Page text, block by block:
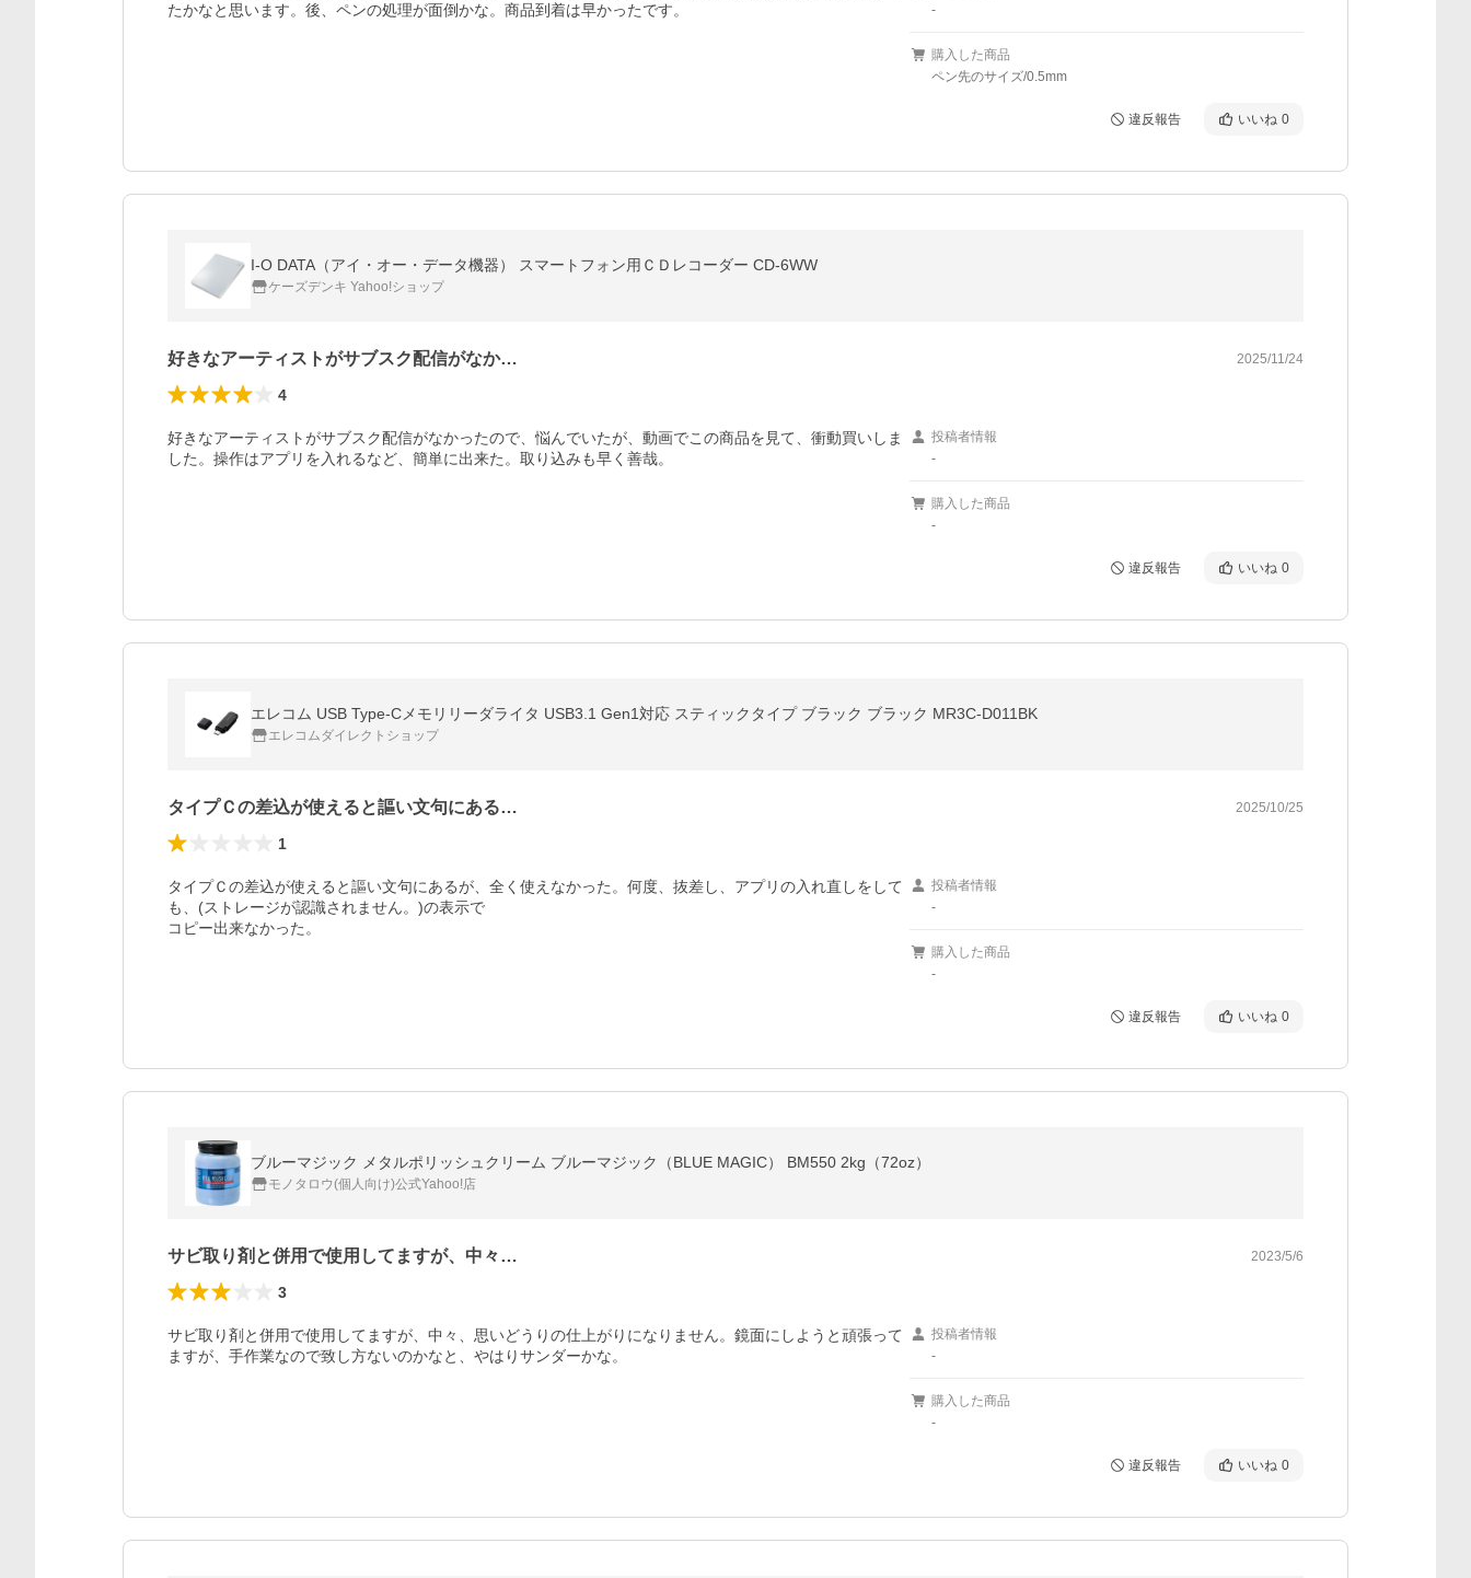
たかなと思います。後、ペンの処理が面倒かな。商品到着は早かったです。
-
購入した商品
ペン先のサイズ/0.5mm
違反報告 いいね 0
I-O DATA（アイ・オー・データ機器） スマートフォン用ＣＤレコーダー CD-6WW
ケーズデンキ Yahoo!ショップ
好きなアーティストがサブスク配信がなか… 2025/11/24
4
好きなアーティストがサブスク配信がなかったので、悩んでいたが、動画でこの商品を見て、衝動買いしま
した。操作はアプリを入れるなど、簡単に出来た。取り込みも早く善哉。
投稿者情報
-
購入した商品
-
違反報告 いいね 0
エレコム USB Type-Cメモリリーダライタ USB3.1 Gen1対応 スティックタイプ ブラック ブラック MR3C-D011BK
エレコムダイレクトショップ
タイプＣの差込が使えると謳い文句にある… 2025/10/25
1
タイプＣの差込が使えると謳い文句にあるが、全く使えなかった。何度、抜差し、アプリの入れ直しをして
も、(ストレージが認識されません。)の表示で
コピー出来なかった。
投稿者情報
-
購入した商品
-
違反報告 いいね 0
ブルーマジック メタルポリッシュクリーム ブルーマジック（BLUE MAGIC） BM550 2kg（72oz）
モノタロウ(個人向け)公式Yahoo!店
サビ取り剤と併用で使用してますが、中々… 2023/5/6
3
サビ取り剤と併用で使用してますが、中々、思いどうりの仕上がりになりません。鏡面にしようと頑張って
投稿者情報
-
購入した商品
-
違反報告 いいね 0